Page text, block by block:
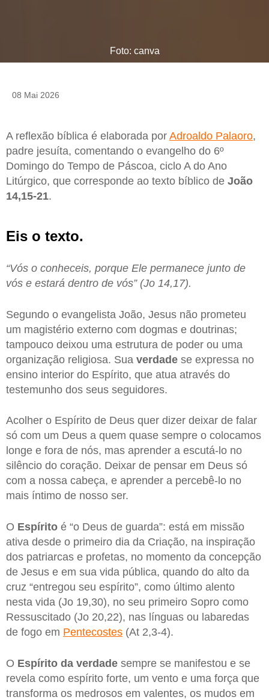
Foto: canva
08 Mai 2026
A reflexão bíblica é elaborada por Adroaldo Palaoro,
padre jesuíta, comentando o evangelho do 6º
Domingo do Tempo de Páscoa, ciclo A do Ano
Litúrgico, que corresponde ao texto bíblico de João
14,15-21.
Eis o texto.
“Vós o conheceis, porque Ele permanece junto de
vós e estará dentro de vós” (Jo 14,17).
Segundo o evangelista João, Jesus não prometeu
um magistério externo com dogmas e doutrinas;
tampouco deixou uma estrutura de poder ou uma
organização religiosa. Sua verdade se expressa no
ensino interior do Espírito, que atua através do
testemunho dos seus seguidores.
Acolher o Espírito de Deus quer dizer deixar de falar
só com um Deus a quem quase sempre o colocamos
longe e fora de nós, mas aprender a escutá-lo no
silêncio do coração. Deixar de pensar em Deus só
com a nossa cabeça, e aprender a percebê-lo no
mais íntimo de nosso ser.
O Espírito é “o Deus de guarda”: está em missão
ativa desde o primeiro dia da Criação, na inspiração
dos patriarcas e profetas, no momento da concepção
de Jesus e em sua vida pública, quando do alto da
cruz “entregou seu espírito”, como último alento
nesta vida (Jo 19,30), no seu primeiro Sopro como
Ressuscitado (Jo 20,22), nas línguas ou labaredas
de fogo em Pentecostes (At 2,3-4).
O Espírito da verdade sempre se manifestou e se
revela como espírito forte, um vento e uma força que
transforma os medrosos em valentes, os mudos em